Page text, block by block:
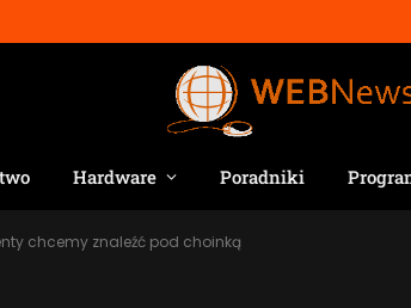
Hardware Poradniki
chcemy znaleźć pod choinką